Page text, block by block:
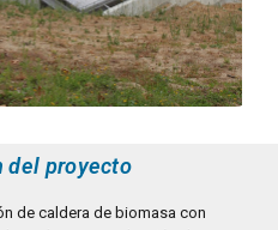
del proyecto
de caldera de biomasa con